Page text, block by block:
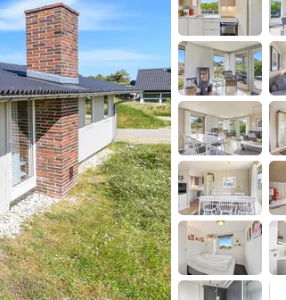
Sommerhuse til nytår
i Søndervig
Sommerhuse i Lodbjerg
Sommerhuse i Nr.
Sommerhuse på Rømø
Sommerhuse i Søndervig
Sommerhuse i
Sommerhuse i
Sommerhuse i Vedersø
Sommerhuse i Vejers
Sommerhuse i Vester